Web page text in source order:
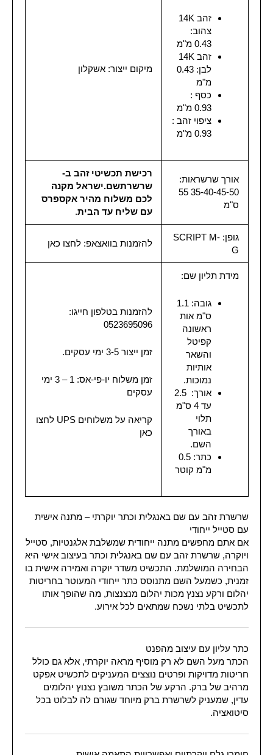
זהב 14K
צהוב:
0.43 מ"מ
זהב 14K
לבן: 0.43
מ"מ
כסף :
0.93 מ"מ
ציפוי זהב :
0.93 מ"מ
מיקום ייצור: אשקלון
אורך שרשראות:
35-40-45-50 55
ס"מ
רכישת תכשיטי זהב ב-
שרשרתשם.ישראל מקנה
לכם משלוח מהיר אקספרס
עם שליח עד הבית.
גופן: SCRIPT M-
G
להזמנות בוואצאפ:לחצו כאן
מידת תליון שם:
גובה: 1.1
ס"מ אות
ראשונה
קפיטל
והשאר
אותיות
נמוכות.
אורך: 2.5
עד 4 ס"מ
תלוי
באורך
השם.
כתר: 0.5
מ"מ קוטר
להזמנות בטלפון חייגו:
0523695096
זמן ייצור 3-5 ימי עסקים.
זמן משלוח יו-פי-אס: 1 – 3 ימי
עסקים
קריאה על משלוחים UPS
לחצו
כאן
שרשרת זהב עם שם באנגלית וכתר יוקרתי – מתנה אישית
עם סטייל ייחודי
אם אתם מחפשים מתנה ייחודית שמשלבת אלגנטיות, סטייל
ויוקרה, שרשרת זהב עם שם באנגלית וכתר בעיצוב אישי היא
הבחירה המושלמת. התכשיט משדר יוקרה ואמירה אישית בו
זמנית, כשמעל השם מתנוסס כתר ייחודי המעוטר בחריטות
יהלום ורקע נצנץ מכות יהלום מנצנצות, מה שהופך אותו
לתכשיט בלתי נשכח שמתאים לכל אירוע.
כתר עליון עם עיצוב מהפנט
הכתר מעל השם לא רק מוסיף מראה יוקרתי, אלא גם כולל
חריטות מדויקות ופרטים נוצצים המעניקים לתכשיט אפקט
מרהיב של ברק. הרקע של הכתר משובץ נצנוץ יהלומים
עדין, שמעניק לשרשרת ברק מיוחד שגורם לה לבלוט בכל
סיטואציה.